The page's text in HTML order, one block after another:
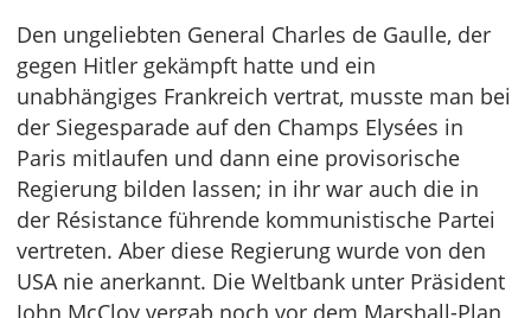
Den ungeliebten General Charles de Gaulle, der
gegen Hitler gekämpft hatte und ein
unabhängiges Frankreich vertrat, musste man bei
der Siegesparade auf den Champs Elysées in
Paris mitlaufen und dann eine provisorische
Regierung bilden lassen; in ihr war auch die in
der Résistance führende kommunistische Partei
vertreten. Aber diese Regierung wurde von den
USA nie anerkannt. Die Weltbank unter Präsident
John McCloy vergab noch vor dem Marshall-Plan